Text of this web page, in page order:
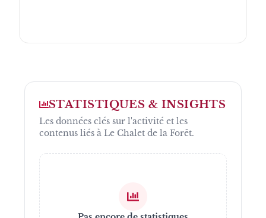
STATISTIQUES & INSIGHTS
Les données clés sur l'activité et les
contenus liés à Le Chalet de la Forêt.